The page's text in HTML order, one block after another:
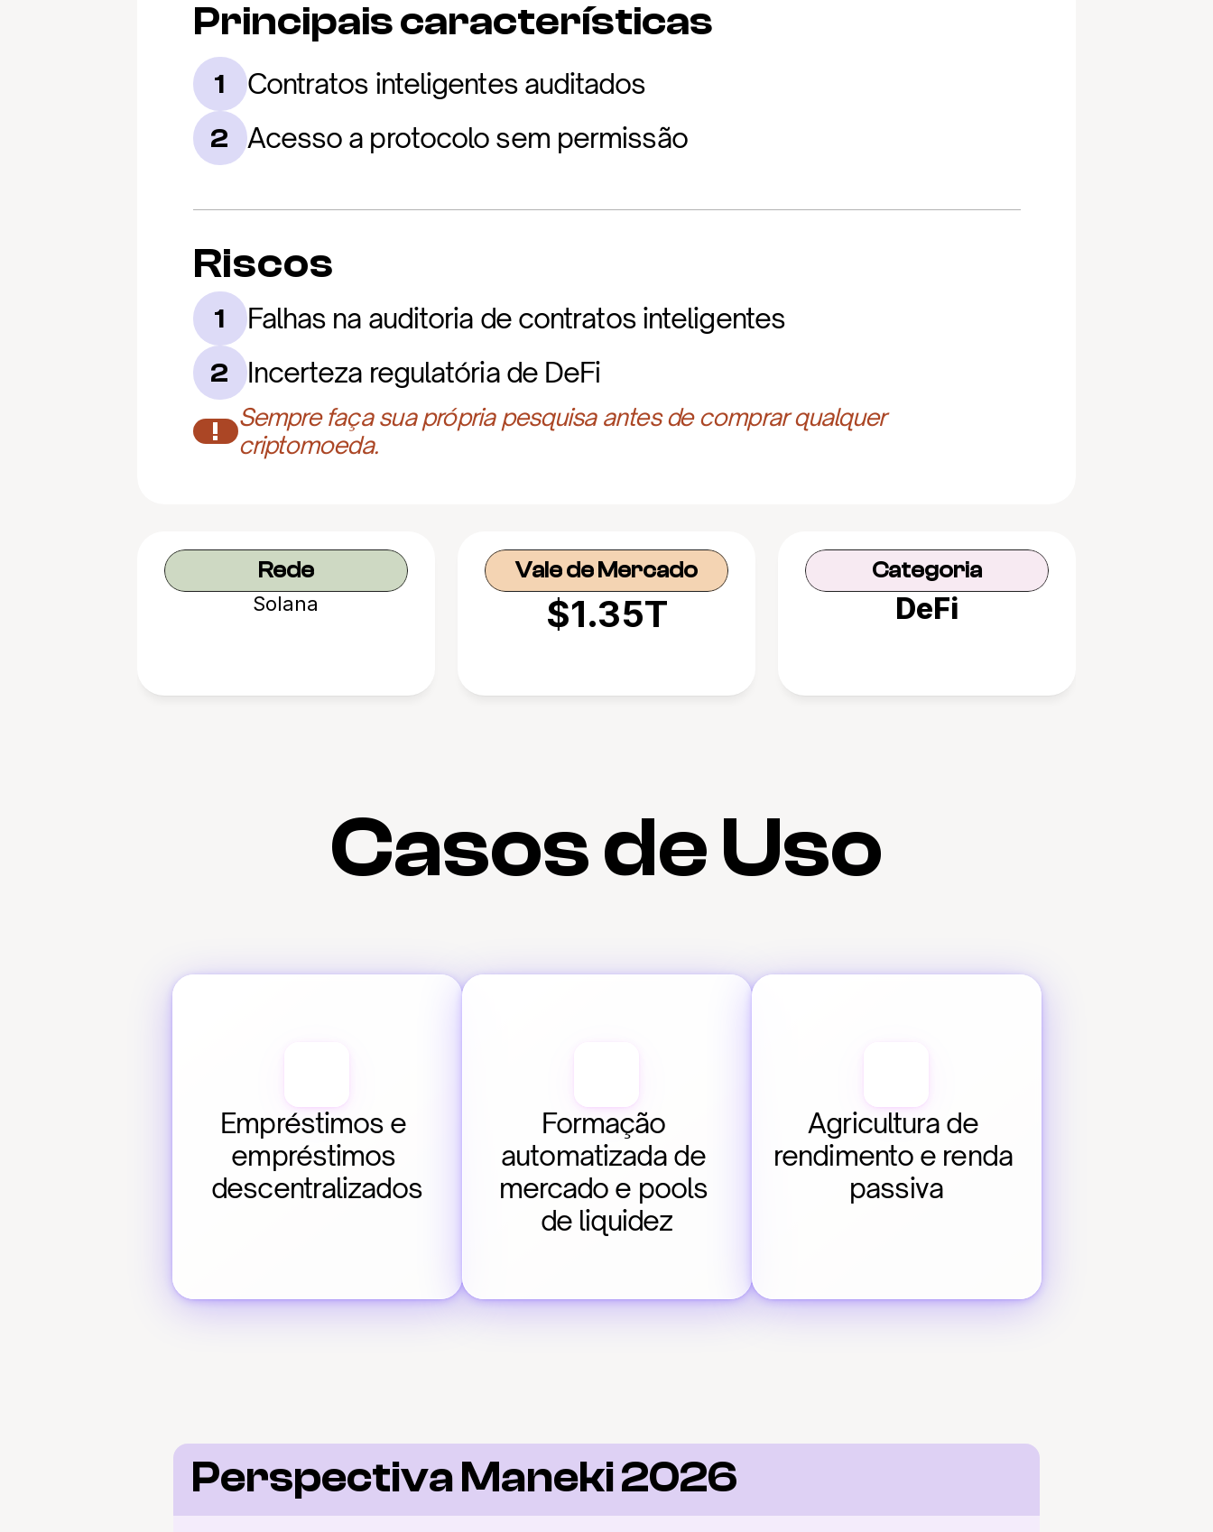
Principais características
1 Contratos inteligentes auditados
2 Acesso a protocolo sem permissão
Riscos
1 Falhas na auditoria de contratos inteligentes
2 Incerteza regulatória de DeFi
!
Sempre faça sua própria pesquisa antes de comprar qualquer
criptomoeda.
Rede
Solana
Vale de Mercado
$1.35T
Categoria
DeFi
Casos de Uso
Empréstimos e
empréstimos
descentralizados
Formação
automatizada de
mercado e pools
de liquidez
Agricultura de
rendimento e renda
passiva
Perspectiva Maneki 2026